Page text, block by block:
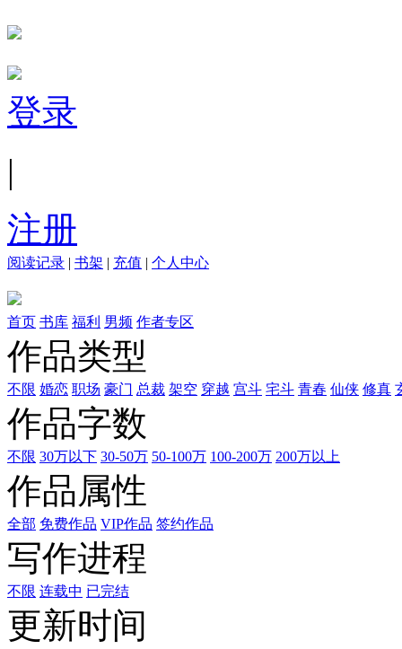
登录
|
注册
阅读记录 | 书架 | 充值 | 个人中心
首页 书库 福利 男频 作者专区
作品类型
不限 婚恋 职场 豪门 总裁 架空 穿越 宫斗 宅斗 青春 仙侠 修真
作品字数
不限 30万以下 30-50万 50-100万 100-200万 200万以上
作品属性
全部 免费作品 VIP作品 签约作品
写作进程
不限 连载中 已完结
更新时间